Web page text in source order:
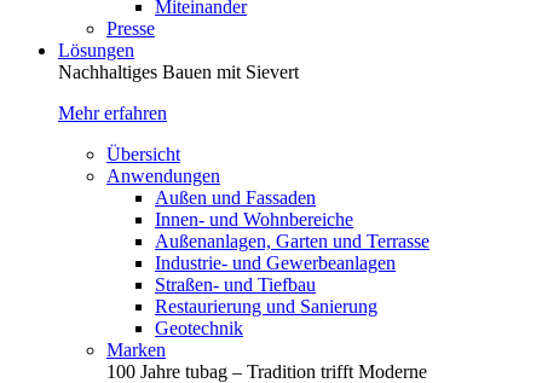
Miteinander
Presse
Lösungen
Nachhaltiges Bauen mit Sievert
Mehr erfahren
Übersicht
Anwendungen
Außen und Fassaden
Innen- und Wohnbereiche
Außenanlagen, Garten und Terrasse
Industrie- und Gewerbeanlagen
Straßen- und Tiefbau
Restaurierung und Sanierung
Geotechnik
Marken
100 Jahre tubag – Tradition trifft Moderne